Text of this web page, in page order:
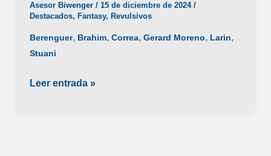
Asesor Biwenger / 15 de diciembre de 2024 /
Destacados, Fantasy, Revulsivos
Berenguer, Brahim, Correa, Gerard Moreno, Larin,
Stuani
Los
Leer entrada »